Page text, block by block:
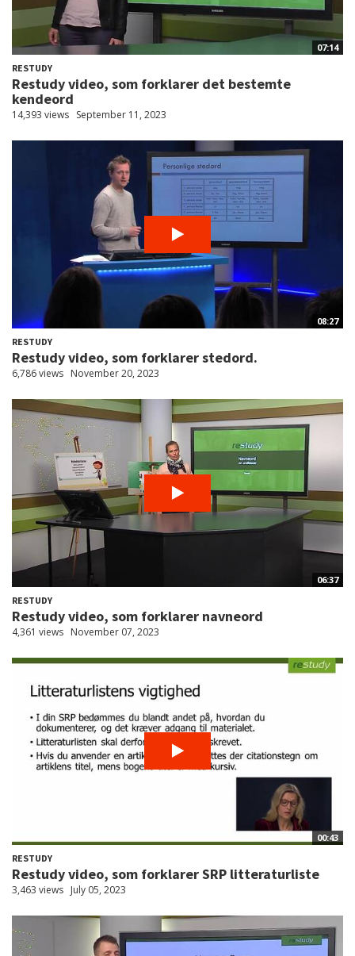
07:14
RESTUDY
Restudy video, som forklarer det bestemte
kendeord
14,393 views September 11, 2023
08:27
RESTUDY
Restudy video, som forklarer stedord.
6,786 views November 20, 2023
06:37
RESTUDY
Restudy video, som forklarer navneord
4,361 views November 07, 2023
00:43
RESTUDY
Restudy video, som forklarer SRP litteraturliste
3,463 views July 05, 2023